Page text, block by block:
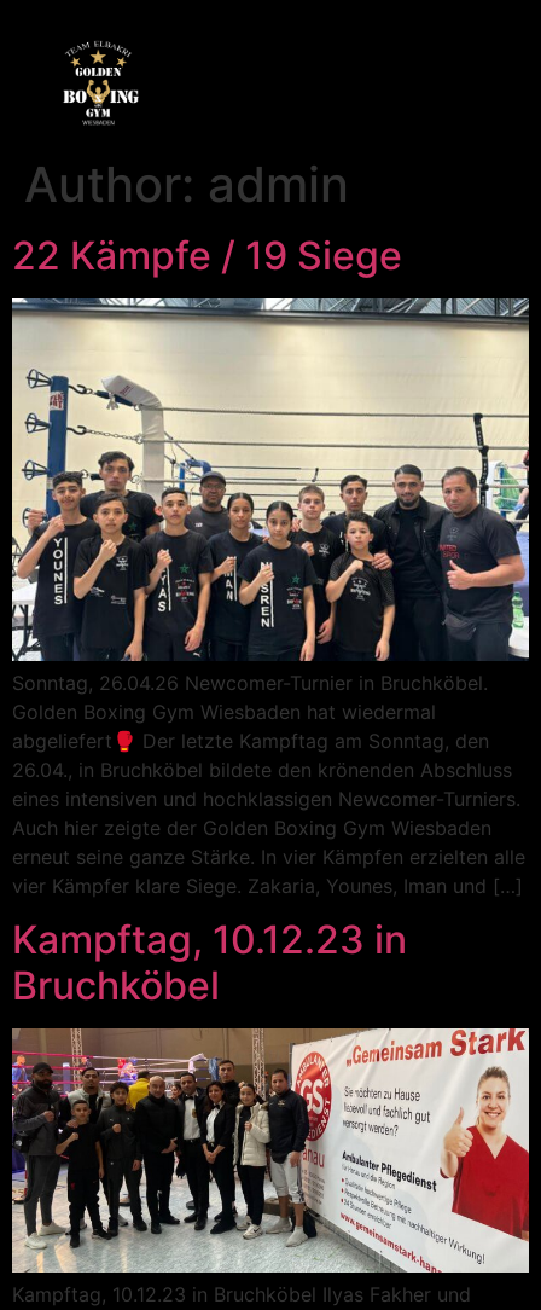
Author: admin
22 Kämpfe / 19 Siege
Sonntag, 26.04.26 Newcomer-Turnier in Bruchköbel.
Golden Boxing Gym Wiesbaden hat wiedermal
abgeliefert🥊 Der letzte Kampftag am Sonntag, den
26.04., in Bruchköbel bildete den krönenden Abschluss
eines intensiven und hochklassigen Newcomer-Turniers.
Auch hier zeigte der Golden Boxing Gym Wiesbaden
erneut seine ganze Stärke. In vier Kämpfen erzielten alle
vier Kämpfer klare Siege. Zakaria, Younes, Iman und […]
Kampftag, 10.12.23 in
Bruchköbel
Kampftag, 10.12.23 in Bruchköbel Ilyas Fakher und